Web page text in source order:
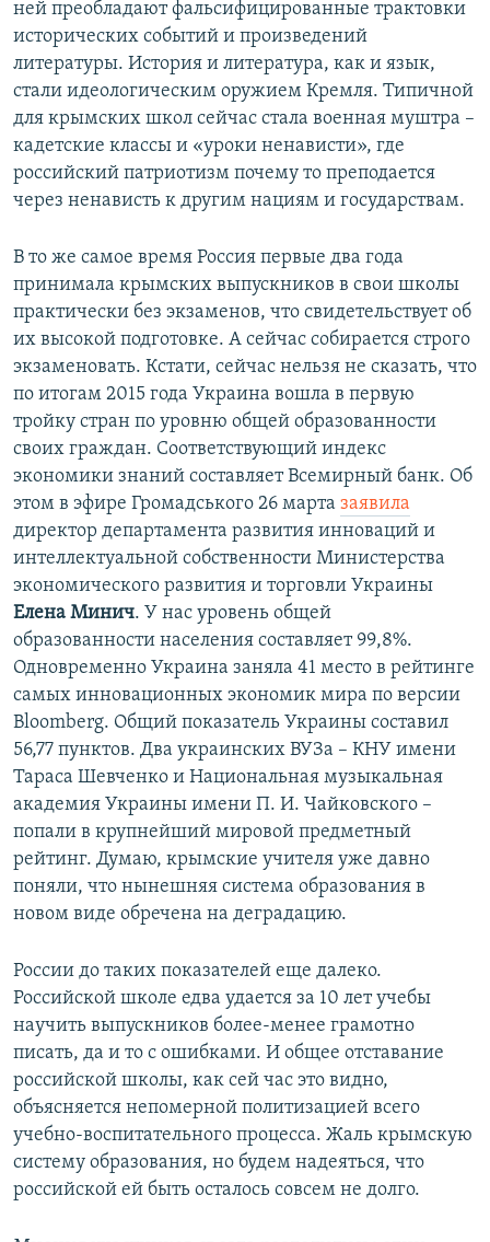
ней преобладают фальсифицированные трактовки
исторических событий и произведений
литературы. История и литература, как и язык,
стали идеологическим оружием Кремля. Типичной
для крымских школ сейчас стала военная муштра –
кадетские классы и «уроки ненависти», где
российский патриотизм почему то преподается
через ненависть к другим нациям и государствам.
В то же самое время Россия первые два года
принимала крымских выпускников в свои школы
практически без экзаменов, что свидетельствует об
их высокой подготовке. А сейчас собирается строго
экзаменовать. Кстати, сейчас нельзя не сказать, что
по итогам 2015 года Украина вошла в первую
тройку стран по уровню общей образованности
своих граждан. Соответствующий индекс
экономики знаний составляет Всемирный банк. Об
этом в эфире Громадського 26 марта заявила
директор департамента развития инноваций и
интеллектуальной собственности Министерства
экономического развития и торговли Украины
Елена Минич. У нас уровень общей
образованности населения составляет 99,8%.
Одновременно Украина заняла 41 место в рейтинге
самых инновационных экономик мира по версии
Bloomberg. Общий показатель Украины составил
56,77 пунктов. Два украинских ВУЗа – КНУ имени
Тараса Шевченко и Национальная музыкальная
академия Украины имени П. И. Чайковского –
попали в крупнейший мировой предметный
рейтинг. Думаю, крымские учителя уже давно
поняли, что нынешняя система образования в
новом виде обречена на деградацию.
России до таких показателей еще далеко.
Российской школе едва удается за 10 лет учебы
научить выпускников более-менее грамотно
писать, да и то с ошибками. И общее отставание
российской школы, как сей час это видно,
объясняется непомерной политизацией всего
учебно-воспитательного процесса. Жаль крымскую
систему образования, но будем надеяться, что
российской ей быть осталось совсем не долго.